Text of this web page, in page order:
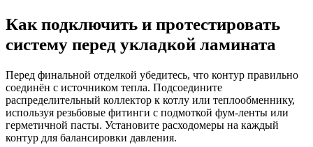
Как подключить и протестировать
систему перед укладкой ламината
Перед финальной отделкой убедитесь, что контур правильно
соединён с источником тепла. Подсоедините
распределительный коллектор к котлу или теплообменнику,
используя резьбовые фитинги с подмоткой фум-ленты или
герметичной пасты. Установите расходомеры на каждый
контур для балансировки давления.